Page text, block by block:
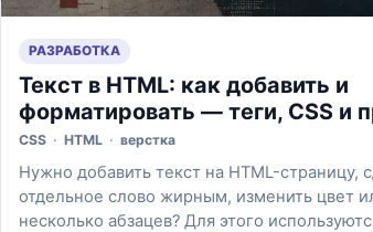
РАЗРАБОТКА
Текст в HTML: как добавить и
форматировать — теги, CSS и
CSS · HTML · верстка
Нужно добавить текст на HTML-страницу,
отдельное слово жирным, изменить цвет
несколько абзацев? Для этого